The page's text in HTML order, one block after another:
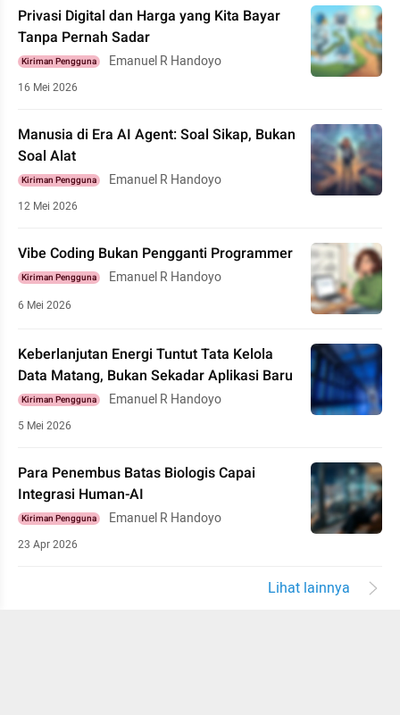
Privasi Digital dan Harga yang Kita Bayar
Tanpa Pernah Sadar
Kiriman Pengguna Emanuel R Handoyo
16 Mei 2026
Manusia di Era AI Agent: Soal Sikap, Bukan
Soal Alat
Kiriman Pengguna Emanuel R Handoyo
12 Mei 2026
Vibe Coding Bukan Pengganti Programmer
Kiriman Pengguna Emanuel R Handoyo
6 Mei 2026
Keberlanjutan Energi Tuntut Tata Kelola
Data Matang, Bukan Sekadar Aplikasi Baru
Kiriman Pengguna Emanuel R Handoyo
5 Mei 2026
Para Penembus Batas Biologis Capai
Integrasi Human-AI
Kiriman Pengguna Emanuel R Handoyo
23 Apr 2026
Lihat lainnya